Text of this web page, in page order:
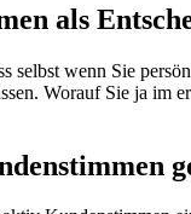
als
selbst wenn Sie
Worauf Sie ja im